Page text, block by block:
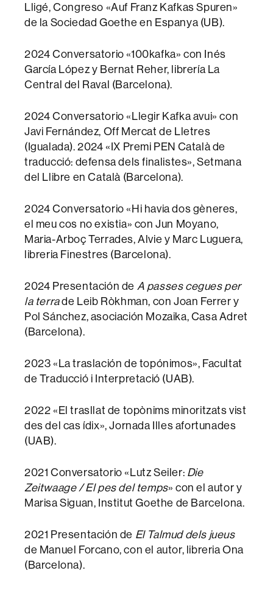
Lligé, Congreso «Auf Franz Kafkas Spuren»
de la Sociedad Goethe en Espanya (UB).
2024 Conversatorio «100kafka» con Inés
García López y Bernat Reher, librería La
Central del Raval (Barcelona).
2024 Conversatorio «Llegir Kafka avui» con
Javi Fernández, Off Mercat de Lletres
(Igualada). 2024 «IX Premi PEN Català de
traducció: defensa dels finalistes», Setmana
del Llibre en Català (Barcelona).
2024 Conversatorio «Hi havia dos gèneres,
el meu cos no existia» con Jun Moyano,
Maria-Arboç Terrades, Alvie y Marc Luguera,
libreria Finestres (Barcelona).
2024 Presentación de A passes cegues per
la terrade Leib Ròkhman, con Joan Ferrer y
Pol Sánchez, asociación Mozaika, Casa Adret
(Barcelona).
2023 «La traslación de topónimos», Facultat
de Traducció i Interpretació (UAB).
2022 «El trasllat de topònims minoritzats vist
des del cas ídix», Jornada Illes afortunades
(UAB).
2021 Conversatorio «Lutz Seiler: Die
Zeitwaage / El pes del temps» con el autor y
Marisa Siguan, Institut Goethe de Barcelona.
2021 Presentación de El Talmud dels jueus
de Manuel Forcano, con el autor, libreria Ona
(Barcelona).